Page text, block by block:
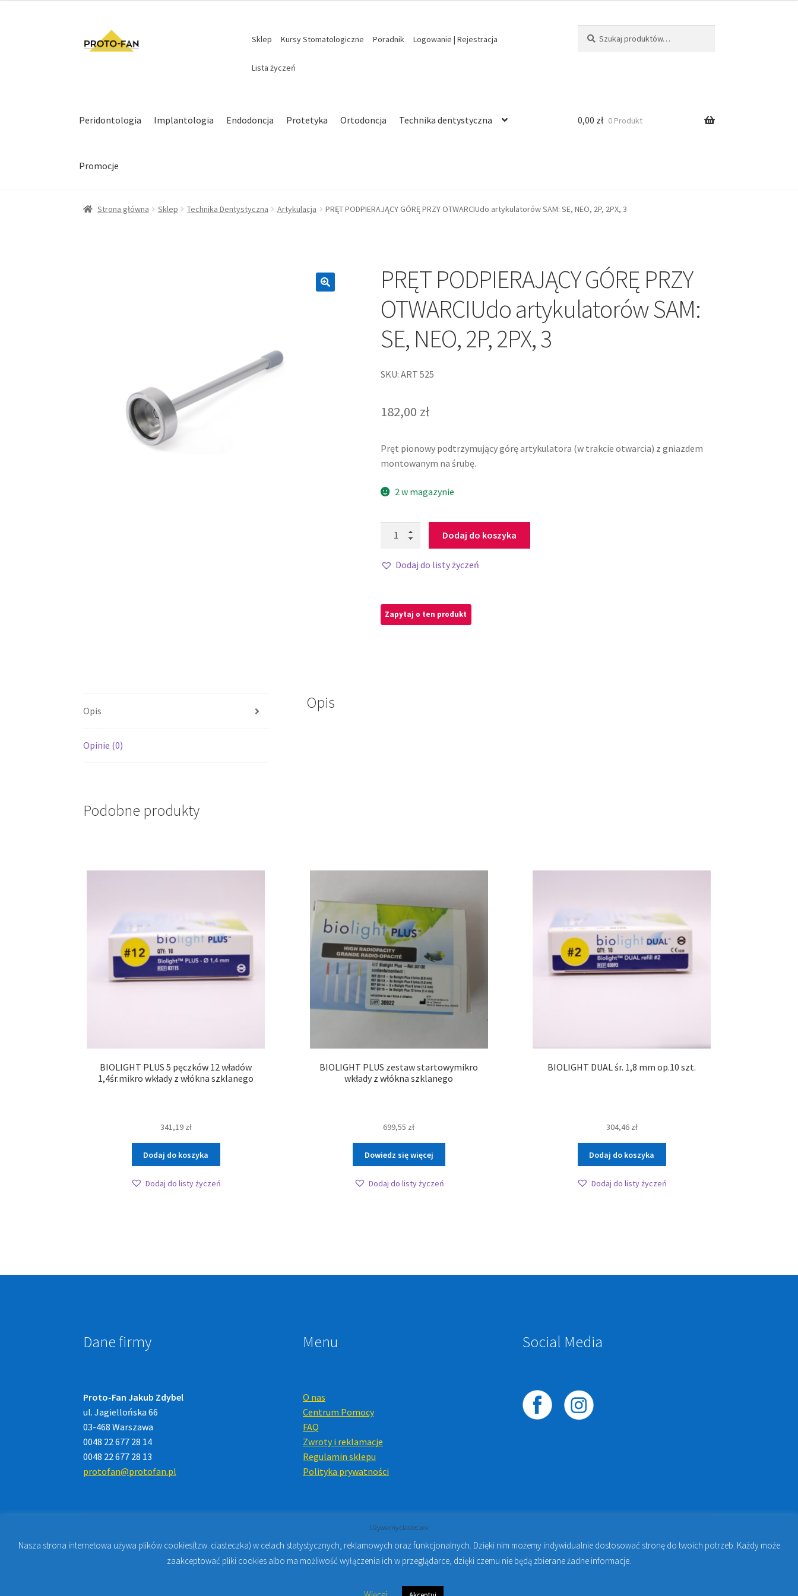
Sklep Kursy Stomatologiczne Poradnik Logowanie | Rejestracja
Lista życzeń
Peridontologia Implantologia Endodoncja Protetyka Ortodoncja Technika dentystyczna
Promocje
0,00 zł 0 Produkt
Strona główna Sklep Technika Dentystyczna Artykulacja PRĘT PODPIERAJĄCY GÓRĘ PRZY OTWARCIUdo artykulatorów SAM: SE, NEO, 2P, 2PX, 3
PRĘT PODPIERAJĄCY GÓRĘ PRZY
OTWARCIUdo artykulatorów SAM:
SE, NEO, 2P, 2PX, 3
SKU: ART 525
182,00 zł
Pręt pionowy podtrzymujący górę artykulatora (w trakcie otwarcia) z gniazdem
montowanym na śrubę.
2 w magazynie
Dodaj do koszyka
Dodaj do listy życzeń
Opis
Opinie (0)
Opis
Podobne produkty
BIOLIGHT PLUS 5 pęczków 12 władów
1,4śr.mikro wkłady z włókna szklanego
341,19 zł
Dodaj do koszyka
Dodaj do listy życzeń
BIOLIGHT PLUS zestaw startowymikro
wkłady z włókna szklanego
699,55 zł
Dowiedz się więcej
Dodaj do listy życzeń
BIOLIGHT DUAL śr. 1,8 mm op.10 szt.
304,46 zł
Dodaj do koszyka
Dodaj do listy życzeń
Dane firmy
Proto-Fan Jakub Zdybel
ul. Jagiellońska 66
03-468 Warszawa
0048 22 677 28 14
0048 22 677 28 13
protofan@protofan.pl
Menu
O nas
Centrum Pomocy
FAQ
Zwroty i reklamacje
Regulamin sklepu
Polityka prywatności
Social Media
© 2023 PROTO-FAN | Sklep Stomatologiczny Online i Kursy Online Warszawa- Sklep stomatologiczny w Warszawie | Jakub Zdybel Proto-Fan
Używamy ciasteczek
Nasza strona internetowa używa plików cookies(tzw. ciasteczka) w celach statystycznych, reklamowych oraz funkcjonalnych. Dzięki nim możemy indywidualnie dostosować stronę do twoich potrzeb. Każdy może
zaakceptować pliki cookies albo ma możliwość wyłączenia ich w przeglądarce, dzięki czemu nie będą zbierane żadne informacje.